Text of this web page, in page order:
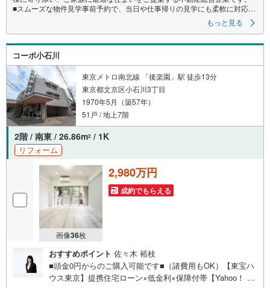
■スムーズな物件見学事前予約で、当日や仕事帰りの見学にも柔軟に対応い
たします。現地や店舗での待ち合わせ、最寄駅・周辺施設での合流、ご
※鍵の手配が必要な場合や、居住中の物件は即日対応が難しい場合もござい
ます。お早めにお問い合わせください。
■ネット非公開情報もご紹介事前にご希望の「広さ・価格・エリア」や住み
替えのきっかけをお聞かせいただければ、ネット掲載不可の限定情報
や、新規公開予定の物件資料も併せてご用意いたします。
■安心の資金計画・売却サポート将来の金銭的な不安には、提携ファイナン
シャルプランナー（FP）がライフプランに合わせた資金計画をお答えし
ます。また、購入だけでなく、将来の住み替えやご売却の相談まで長期的
にサポートいたします。
営業時間（9:00～18:00）はお電話が繋がりやすくなっております。人気物
件は早期終了の可能性があるため、お早めにお問い合わせください！
もっと見る
コーポ小石川
東京メトロ南北線 「後楽園」駅 徒歩13分
東京都文京区小石川3丁目
1970年5月（築57年）
51戸 / 地上7階
2階 / 南東 / 26.86m2 / 1K
リフォーム
画像36枚
2,980万円
成約でもらえる
おすすめポイント 佐々木 裕枝
■頭金0円からのご購入可能です■（諸費用もOK）【東宝ハ
ウス東京】提携住宅ローン×低金利×保障付帯【Yahoo！ 不